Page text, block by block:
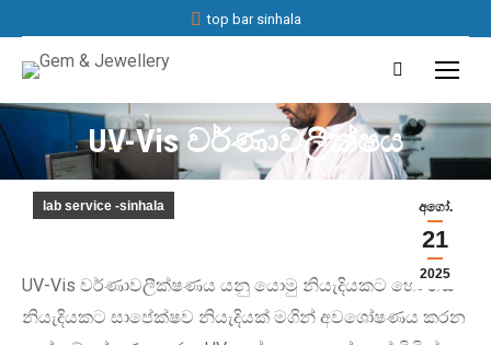
top bar sinhala
Search:
UV-Vis වර්ණාවලීක්ෂය
අගෝ.
21
2025
lab service -sinhala
UV-Vis වර්ණාවලීක්ෂණය යනු යොමු නියැදියකට හෝ හිස්
නියැදියකට සාපේක්ෂව නියැදියක් මගින් අවශෝෂණය කරන